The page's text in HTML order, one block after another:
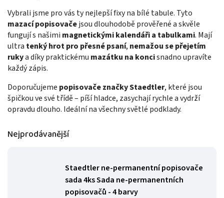
Vybrali jsme pro vás ty nejlepší fixy na bílé tabule. Tyto
mazací popisovačejsou dlouhodobě prověřené a skvěle
fungují s našimi magnetickými kalendáři a tabulkami. Mají
ultra tenký hrot pro přesné psaní, nemažou se přejetím
rukya díky praktickému mazátku na koncisnadno upravíte
každý zápis.
Doporučujeme popisovače značky Staedtler, které jsou
špičkou ve své třídě – píší hladce, zasychají rychle a vydrží
opravdu dlouho. Ideální na všechny světlé podklady.
Nejprodávanější
Staedtler ne-permanentní popisovače
sada 4ksSada ne-permanentních
popisovačů - 4 barvy